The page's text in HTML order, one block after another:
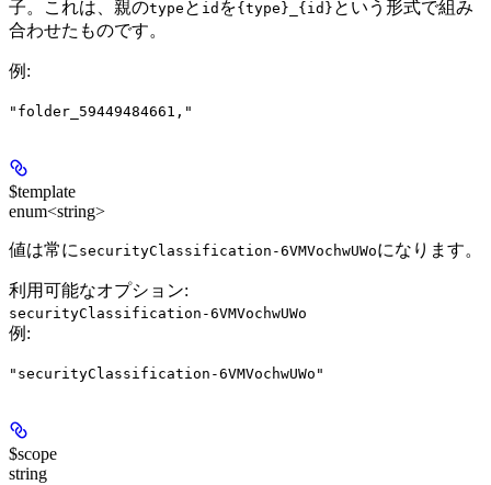
子。これは、親のtype と id を{type}_{id} という形式で組み
合わせたものです。
例 :
"folder_59449484661,"
$template
enum<string>
値は常に securityClassification-6VMVochwUWoになります。
利用可能なオプション:
securityClassification-6VMVochwUWo
例 :
"securityClassification-6VMVochwUWo"
$scope
string